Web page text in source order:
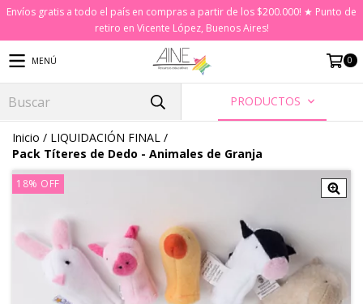
Envíos gratis a todo el país en compras a partir de los $200.000! ★ Punto de
retiro en Vicente López, Buenos Aires!
MENÚ 0
PRODUCTOS
Inicio / LIQUIDACIÓN FINAL /
Pack Títeres de Dedo - Animales de Granja
18% OFF